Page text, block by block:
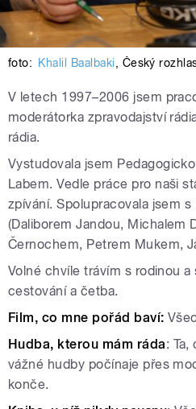
foto: Khalil Baalbaki, Český
V letech 1997–2006 jsem
moderátorka zpravodajství
rádia.
Vystudovala jsem
Labem. Vedle práce pro naši
zpívání. Spolupracovala jsem
(Daliborem Jandou, Michalem
Černochem, Petrem Mukem,
Volné chvíle trávím s rodinou a
cestování a četba.
Film, co mne pořád baví:
Hudba, kterou mám ráda:
vážné hudby počínaje přes
konče.